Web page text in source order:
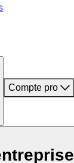
Compte pro